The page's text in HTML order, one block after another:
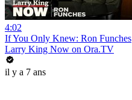
4:02
If You Only Knew: Ron Funches
Larry King Now on Ora.TV
il y a 7 ans